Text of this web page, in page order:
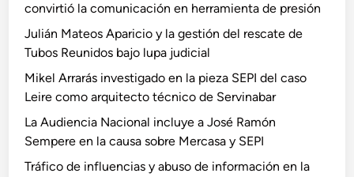
convirtió la comunicación en herramienta de presión
Julián Mateos Aparicio y la gestión del rescate de
Tubos Reunidos bajo lupa judicial
Mikel Arrarás investigado en la pieza SEPI del caso
Leire como arquitecto técnico de Servinabar
La Audiencia Nacional incluye a José Ramón
Sempere en la causa sobre Mercasa y SEPI
Tráfico de influencias y abuso de información en la